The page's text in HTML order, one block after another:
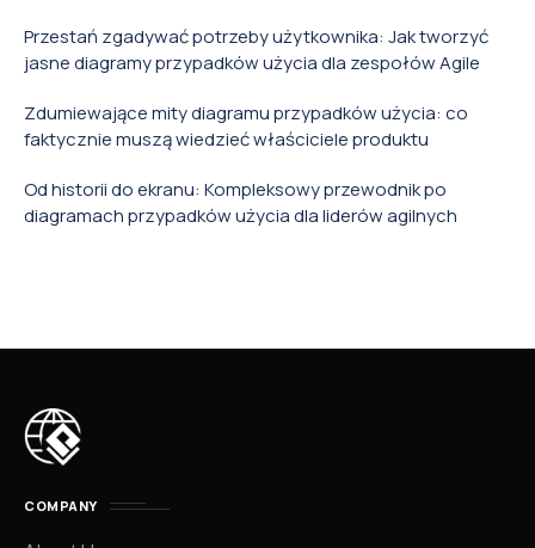
Przestań zgadywać potrzeby użytkownika: Jak tworzyć
jasne diagramy przypadków użycia dla zespołów Agile
Zdumiewające mity diagramu przypadków użycia: co
faktycznie muszą wiedzieć właściciele produktu
Od historii do ekranu: Kompleksowy przewodnik po
diagramach przypadków użycia dla liderów agilnych
COMPANY